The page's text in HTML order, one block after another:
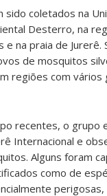
sido coletados na
Desterro, na
e na praia de Jurerê.
de mosquitos
regiões com vários
recentes, o grupo
Internacional e
Alguns foram
como de
perigosas,